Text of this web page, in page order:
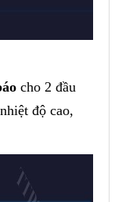
cho 2 đầu
độ cao,